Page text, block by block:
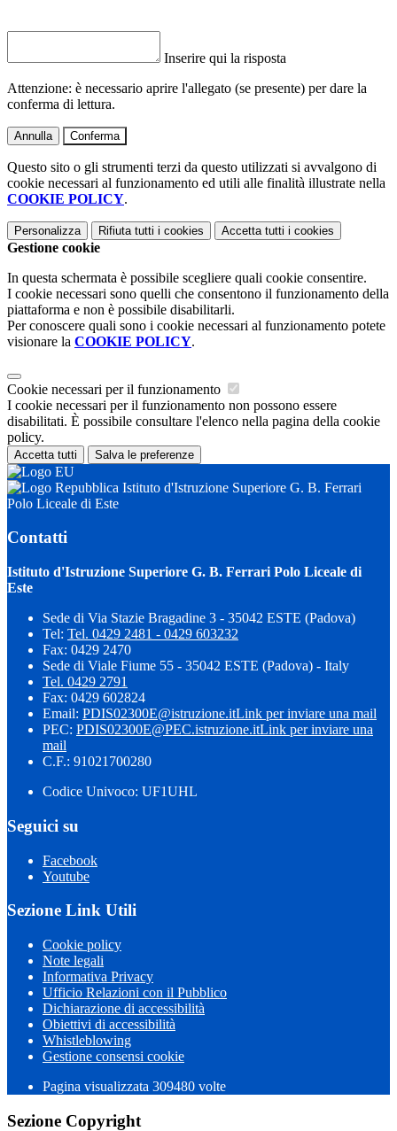
Inserire qui la risposta
Attenzione: è necessario aprire l'allegato (se presente) per dare la
conferma di lettura.
Annulla Conferma
Questo sito o gli strumenti terzi da questo utilizzati si avvalgono di
cookie necessari al funzionamento ed utili alle finalità illustrate nella
COOKIE POLICY.
Personalizza Rifiuta tutti i cookies Accetta tutti i cookies
Gestione cookie
In questa schermata è possibile scegliere quali cookie consentire.
I cookie necessari sono quelli che consentono il funzionamento della
piattaforma e non è possibile disabilitarli.
Per conoscere quali sono i cookie necessari al funzionamento potete
visionare la COOKIE POLICY.
Cookie necessari per il funzionamento
I cookie necessari per il funzionamento non possono essere
disabilitati. È possibile consultare l'elenco nella pagina della cookie
policy.
Accetta tutti Salva le preferenze
Istituto d'Istruzione Superiore G. B. Ferrari
Polo Liceale di Este
Contatti
Istituto d'Istruzione Superiore G. B. Ferrari Polo Liceale di
Este
Sede di Via Stazie Bragadine 3 - 35042 ESTE (Padova)
Tel: Tel. 0429 2481 - 0429 603232
Fax: 0429 2470
Sede di Viale Fiume 55 - 35042 ESTE (Padova) - Italy
Tel. 0429 2791
Fax: 0429 602824
Email: PDIS02300E@istruzione.itLink per inviare una mail
PEC: PDIS02300E@PEC.istruzione.itLink per inviare una
mail
C.F.: 91021700280
Codice Univoco: UF1UHL
Seguici su
Facebook
Youtube
Sezione Link Utili
Cookie policy
Note legali
Informativa Privacy
Ufficio Relazioni con il Pubblico
Dichiarazione di accessibilità
Obiettivi di accessibilità
Whistleblowing
Gestione consensi cookie
Pagina visualizzata 309480 volte
Sezione Copyright